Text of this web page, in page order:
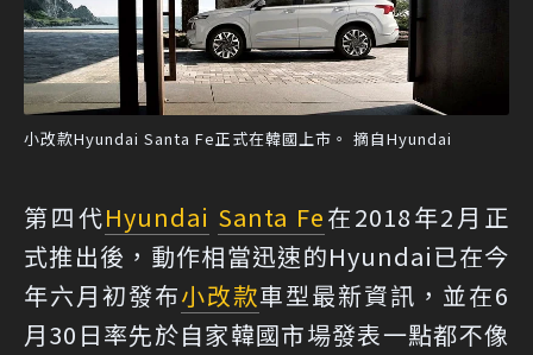
小改款Hyundai Santa Fe正式在韓國上市。 摘自Hyundai
第四代Hyundai Santa Fe在2018年2月正
式推出後，動作相當迅速的Hyundai已在今
年六月初發布小改款車型最新資訊，並在6
月30日率先於自家韓國市場發表一點都不像